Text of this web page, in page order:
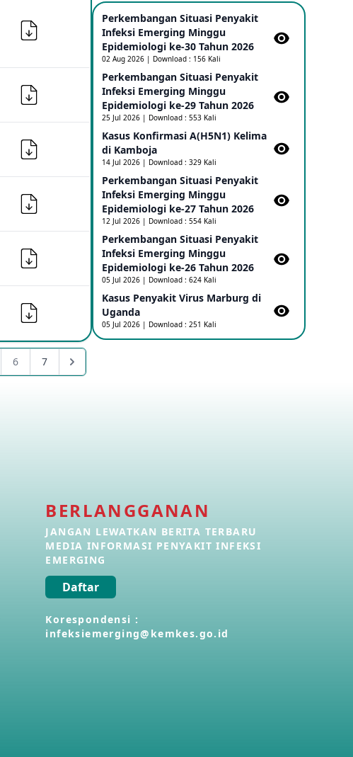
6 7
Mpox Clade 1b di Taiwan
25 May 2026
Update Informasi PHEIC Penyakit
Ebola
23 May 2026
Penetapan Outbreak Penyakit Ebola di
RD Kongo dan Uganda Sebagai PHEIC
17 May 2026
Outbreak Penyakti Ebola di RD Kongo
Kasus Konfirmasi A(H5NN6) di Cina
Kasus Konfirmasi Avian Influenza
A(H5N1) Keempat di Kamboja
22 Apr 2026
Perkembangan Situasi Penyakit
Infeksi Emerging Minggu
Epidemiologi ke-30 Tahun 2026
02 Aug 2026 | Download : 156 Kali
Perkembangan Situasi Penyakit
Infeksi Emerging Minggu
Epidemiologi ke-29 Tahun 2026
25 Jul 2026 | Download : 553 Kali
Kasus Konfirmasi A(H5N1) Kelima
di Kamboja​
14 Jul 2026 | Download : 329 Kali
Perkembangan Situasi Penyakit
Infeksi Emerging Minggu
Epidemiologi ke-27 Tahun 2026
12 Jul 2026 | Download : 554 Kali
Perkembangan Situasi Penyakit
Infeksi Emerging Minggu
Epidemiologi ke-26 Tahun 2026
05 Jul 2026 | Download : 624 Kali
Kasus Penyakit Virus Marburg di
Uganda
05 Jul 2026 | Download : 251 Kali
BERLANGGANAN
JANGAN LEWATKAN BERITA TERBARU
MEDIA INFORMASI PENYAKIT INFEKSI
EMERGING
Daftar
Korespondensi :
infeksiemerging@kemkes.go.id